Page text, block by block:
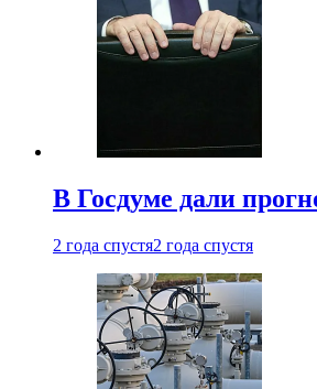
В Госдуме дали
2 года спустя2 года спустя